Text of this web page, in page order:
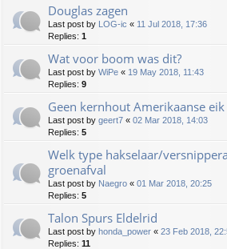
Douglas zagen
Last post by LOG-ic « 11 Jul 2018, 17:36
Replies: 1
Wat voor boom was dit?
Last post by WiPe « 19 May 2018, 11:43
Replies: 9
Geen kernhout Amerikaanse eik
Last post by geert7 « 02 Mar 2018, 14:03
Replies: 5
Welk type hakselaar/
groenafval
Last post by Naegro « 01 Mar 2018, 20:25
Replies: 5
Talon Spurs Eldelrid
Last post by honda_power « 23 Feb 2018,
Replies: 11